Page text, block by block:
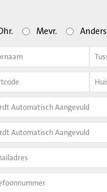
Mevr. Anders